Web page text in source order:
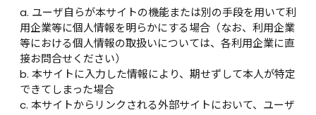
a. ユーザ自らが本サイトの機能または別の手段を用いて利
用企業等に個人情報を明らかにする場合（なお、利用企業
等における個人情報の取扱いについては、各利用企業に直
接お問合せください）
b. 本サイトに入力した情報により、期せずして本人が特定
できてしまった場合
c. 本サイトからリンクされる外部サイトにおいて、ユーザ